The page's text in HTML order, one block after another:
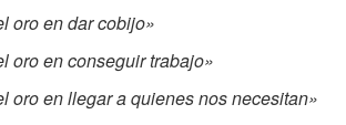
oro en dar cobijo»
oro en conseguir trabajo»
oro en llegar a quienes nos necesitan»